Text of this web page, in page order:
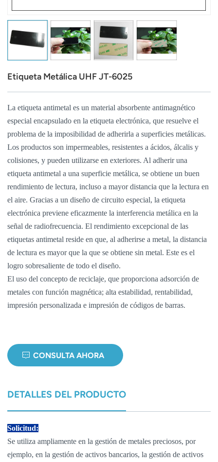
Türk
Ελληνικά
Melayu
แบบไทย
Tiếng Việt
Indonesia
norsk
magyar
Etiqueta Metálica UHF JT-6025
La etiqueta antimetal es un material absorbente antimagnético
especial encapsulado en la etiqueta electrónica, que resuelve el
problema de la imposibilidad de adherirla a superficies metálicas.
Los productos son impermeables, resistentes a ácidos, álcalis y
colisiones, y pueden utilizarse en exteriores. Al adherir una
etiqueta antimetal a una superficie metálica, se obtiene un buen
rendimiento de lectura, incluso a mayor distancia que la lectura en
el aire. Gracias a un diseño de circuito especial, la etiqueta
electrónica previene eficazmente la interferencia metálica en la
señal de radiofrecuencia. El rendimiento excepcional de las
etiquetas antimetal reside en que, al adherirse a metal, la distancia
de lectura es mayor que la que se obtiene sin metal. Este es el
logro sobresaliente de todo el diseño.
El uso del concepto de reciclaje, que proporciona adsorción de
metales con función magnética; alta estabilidad, rentabilidad,
impresión personalizada e impresión de códigos de barras.
CONSULTA AHORA
DETALLES DEL PRODUCTO
Solicitud:
Se utiliza ampliamente en la gestión de metales preciosos, por
ejemplo, en la gestión de activos bancarios, la gestión de activos